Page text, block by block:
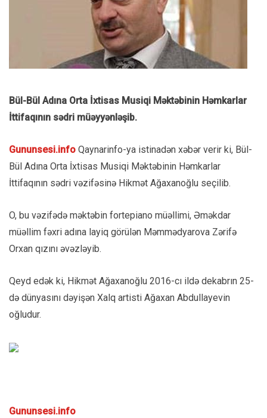
Bül-Bül Adına Orta İxtisas Musiqi Məktəbinin Həmkarlar
İttifaqının sədri müəyyənləşib.
Gununsesi.info Qaynarinfo-ya istinadən xəbər verir ki, Bül-
Bül Adına Orta İxtisas Musiqi Məktəbinin Həmkarlar
İttifaqının sədri vəzifəsinə Hikmət Ağaxanoğlu seçilib.
O, bu vəzifədə məktəbin fortepiano müəllimi, Əməkdar
müəllim fəxri adına layiq görülən Məmmədyarova Zərifə
Orxan qızını əvəzləyib.
Qeyd edək ki, Hikmət Ağaxanoğlu 2016-cı ildə dekabrın 25-
də dünyasını dəyişən Xalq artisti Ağaxan Abdullayevin
oğludur.
Gununsesi.info